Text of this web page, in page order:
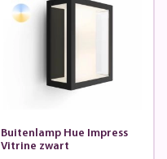
Buitenlamp Hue Impress
Vitrine zwart